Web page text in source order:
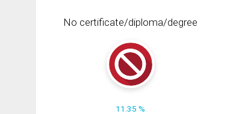
No certificate/diploma/degree
11.35 %